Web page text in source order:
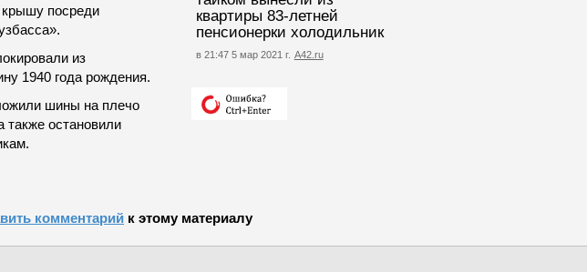
квартиры 83-летней
пенсионерки холодильник
в 21:47 5 мар 2021 г. А42.ru
крышу посреди
из
1940 года рождения.
шины на плечо
также остановили
комментарий к этому материалу